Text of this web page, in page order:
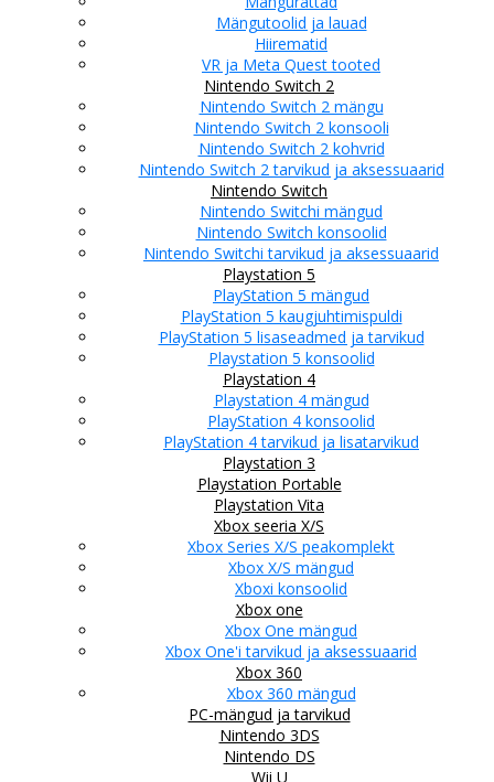
Mängutoolid ja lauad
Hiirematid
VR ja Meta Quest tooted
Nintendo Switch 2
Nintendo Switch 2 mängu
Nintendo Switch 2 konsooli
Nintendo Switch 2 kohvrid
Nintendo Switch 2 tarvikud ja aksessuaarid
Nintendo Switch
Nintendo Switchi mängud
Nintendo Switch konsoolid
Nintendo Switchi tarvikud ja aksessuaarid
Playstation 5
PlayStation 5 mängud
PlayStation 5 kaugjuhtimispuldi
PlayStation 5 lisaseadmed ja tarvikud
Playstation 5 konsoolid
Playstation 4
Playstation 4 mängud
PlayStation 4 konsoolid
PlayStation 4 tarvikud ja lisatarvikud
Playstation 3
Playstation Portable
Playstation Vita
Xbox seeria X/S
Xbox Series X/S peakomplekt
Xbox X/S mängud
Xboxi konsoolid
Xbox one
Xbox One mängud
Xbox One'i tarvikud ja aksessuaarid
Xbox 360
Xbox 360 mängud
PC-mängud ja tarvikud
Nintendo 3DS
Nintendo DS
Wii U